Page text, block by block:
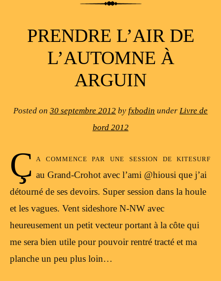
PRENDRE L’AIR DE
L’AUTOMNE À
ARGUIN
Posted on 30 septembre 2012 by fxbodin under Livre de
bord 2012
Ç a commence par une session de kitesurf
au Grand-Crohot avec l’ami @hiousi que j’ai
détourné de ses devoirs. Super session dans la houle
et les vagues. Vent sideshore N-NW avec
heureusement un petit vecteur portant à la côte qui
me sera bien utile pour pouvoir rentré tracté et ma
planche un peu plus loin…